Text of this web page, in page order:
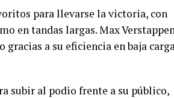
para llevarse la victoria, con
en tandas largas. Max
a su eficiencia en baja
subir al podio frente a su público,